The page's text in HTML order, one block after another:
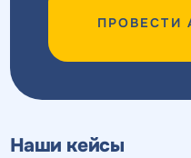
ПРОВЕСТИ
Наши кейсы